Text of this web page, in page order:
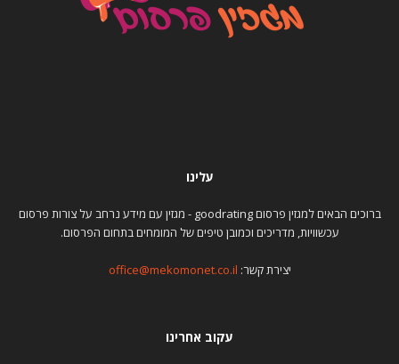
עלינו
ברוכים הבאים למגזין פרסום goodrating - מגזין עם מידע נרחב על צורות פרסום
עכשוויות, מדריכים וכמובן טיפים של המומחים בתחום הפרסום.
יצירת קשר: office@mekomonet.co.il
עקוב אחרינו